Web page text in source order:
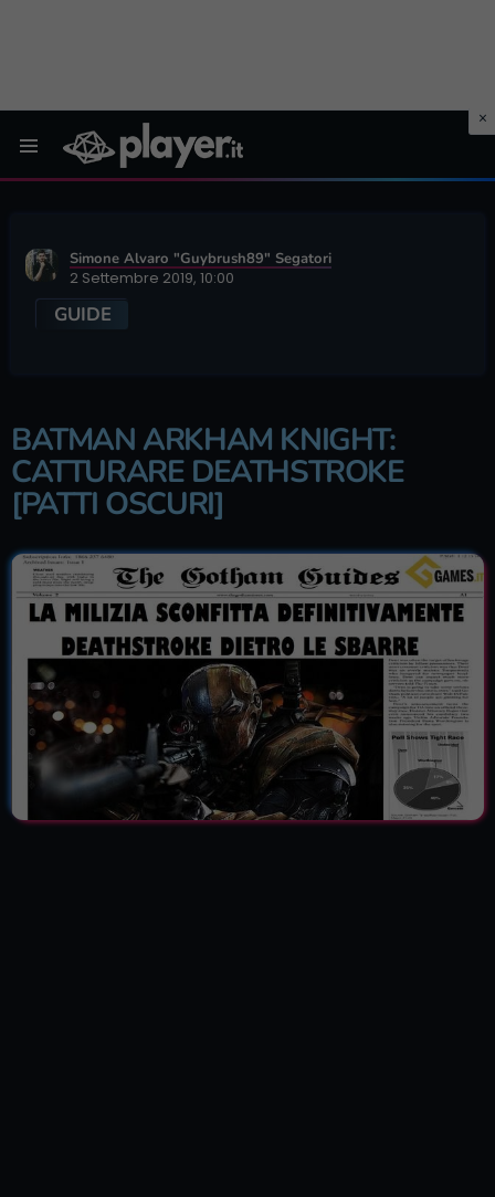
Simone Alvaro "Guybrush89" Segatori
2 Settembre 2019, 10:00
GUIDE
BATMAN ARKHAM KNIGHT:
CATTURARE DEATHSTROKE
[PATTI OSCURI]